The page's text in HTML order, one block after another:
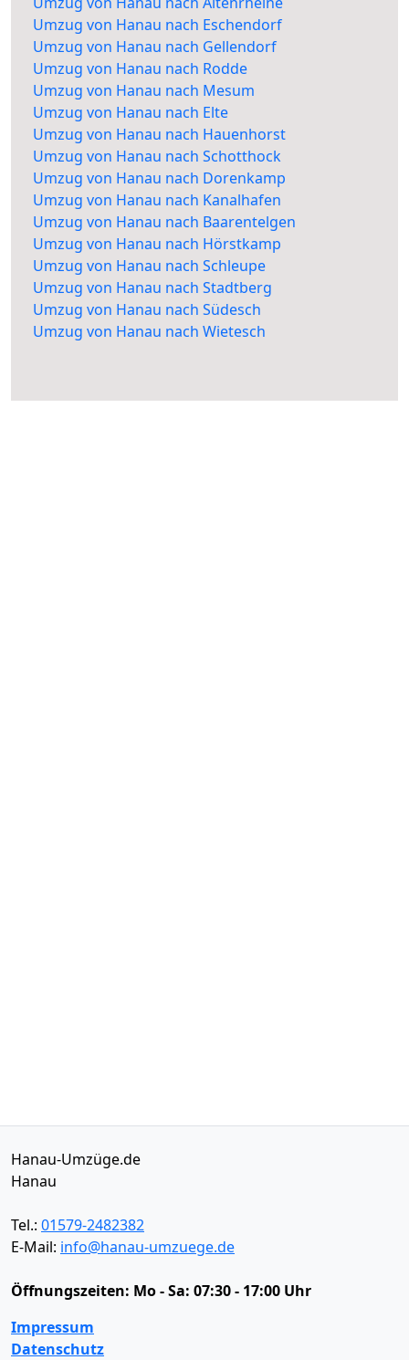
Umzug von Hanau nach Eschendorf
Umzug von Hanau nach Gellendorf
Umzug von Hanau nach Rodde
Umzug von Hanau nach Mesum
Umzug von Hanau nach Elte
Umzug von Hanau nach Hauenhorst
Umzug von Hanau nach Schotthock
Umzug von Hanau nach Dorenkamp
Umzug von Hanau nach Kanalhafen
Umzug von Hanau nach Baarentelgen
Umzug von Hanau nach Hörstkamp
Umzug von Hanau nach Schleupe
Umzug von Hanau nach Stadtberg
Umzug von Hanau nach Südesch
Umzug von Hanau nach Wietesch
Hanau-Umzüge.de
Hanau
Tel.: 01579-2482382
E-Mail: info@hanau-umzuege.de
Öffnungszeiten: Mo - Sa: 07:30 - 17:00 Uhr
Impressum
Datenschutz